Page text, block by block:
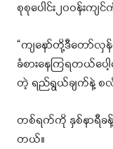
စုစုပေါင်း၂၀ဝန်းက
“ကျနော်တို့ဒီတော်လှ
ခံစားနေကြရတယ်ပ
တဲ့ ရည်ရွယ်ချက်နဲ့ စ
တစ်ရက်ကို နှစ်နာရီခန့်
တယ်။